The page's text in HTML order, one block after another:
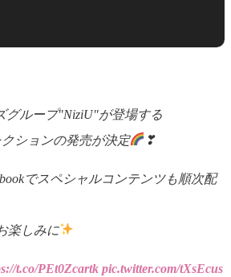
グループ"NiziU"が登場する
ションの発売が決定
❣
でスペシャルコンテンツも順次配
楽しみに
t.co/PEt0Zcartk pic.twitter.com/tXsEcus